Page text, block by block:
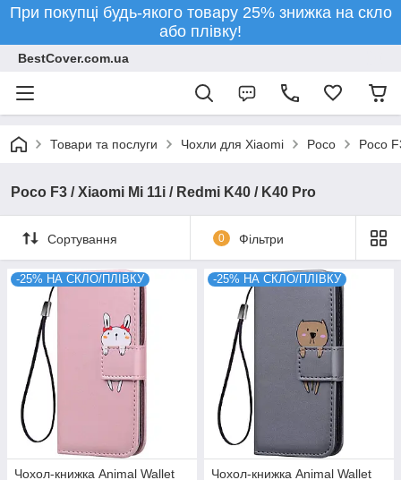
При покупці будь-якого товару 25% знижка на скло
або плівку!
BestCover.com.ua
Товари та послуги Чохли для Xiaomi Poco Poco
Poco F3 / Xiaomi Mi 11i / Redmi K40 / K40 Pro
Сортування 0 Фільтри
-25% НА СКЛО/ПЛІВКУ
Чохол-книжка Animal Wallet
-25% НА СКЛО/ПЛІВКУ
Чохол-книжка Animal Wallet